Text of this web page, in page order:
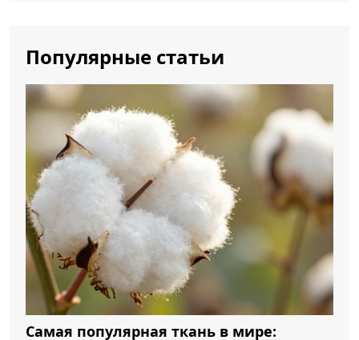
Популярные статьи
Самая популярная ткань в мире: